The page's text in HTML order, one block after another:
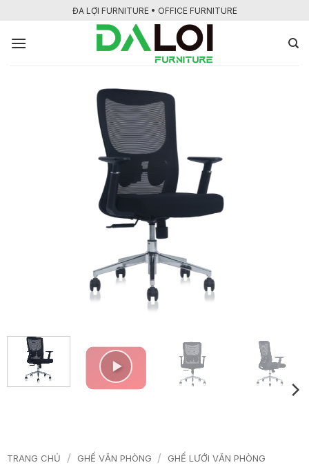
nội
ĐA LỢI FURNITURE • OFFICE FURNITURE
TRANG CHỦ / GHẾ VĂN PHÒNG / GHẾ LƯỚI VĂN PHÒNG